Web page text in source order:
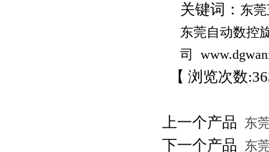
关键词： 东
东莞自动数控
司
【 浏览次数:
上一个产品 东
下一个产品 东